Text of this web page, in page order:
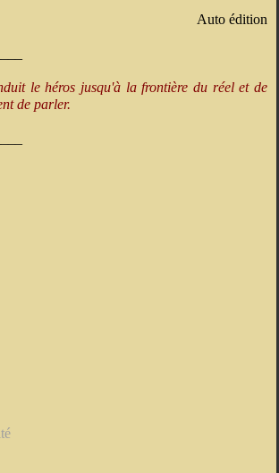
Auto édition
le héros jusqu'à la frontière du réel et de
de parler.